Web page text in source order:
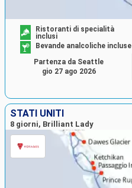
Ristoranti di specialità
inclusi
Bevande analcoliche incluse
Partenza da Seattle
gio 27 ago 2026
STATI UNITI
8 giorni, Brilliant Lady